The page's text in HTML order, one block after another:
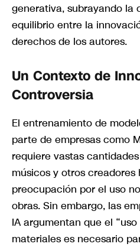
generativa, subrayando la
equilibrio entre la
derechos de los autores.
Un Contexto de
Controversia
El entrenamiento de
parte de empresas como
requiere vastas
músicos y otros creadores
preocupación por el uso
obras. Sin embargo, las
IA argumentan que el
materiales es necesario